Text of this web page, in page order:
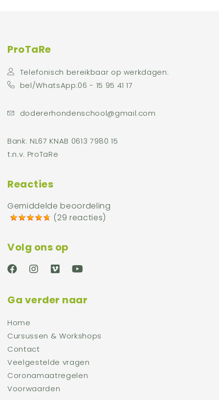
ProTaRe
Telefonisch bereikbaar op werkdagen:
bel/WhatsApp:06 - 15 95 41 17
dodererhondenschool@gmail.com
Bank: NL67 KNAB 0613 7980 15
t.n.v. ProTaRe
Reacties
Gemiddelde beoordeling
(29 reacties)
Volg ons op
Ga verder naar
Home
Cursussen & Workshops
Contact
Veelgestelde vragen
Coronamaatregelen
Voorwaarden